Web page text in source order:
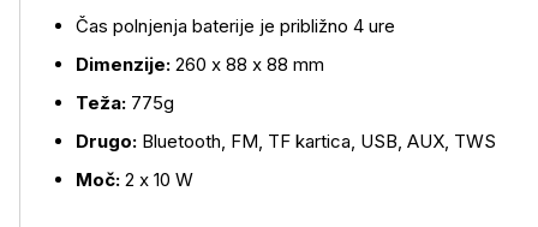
Čas polnjenja baterije je približno 4 ure
Dimenzije: 260 x 88 x 88 mm
Teža: 775g
Drugo: Bluetooth, FM, TF kartica, USB, AUX, TWS
Moč: 2 x 10 W